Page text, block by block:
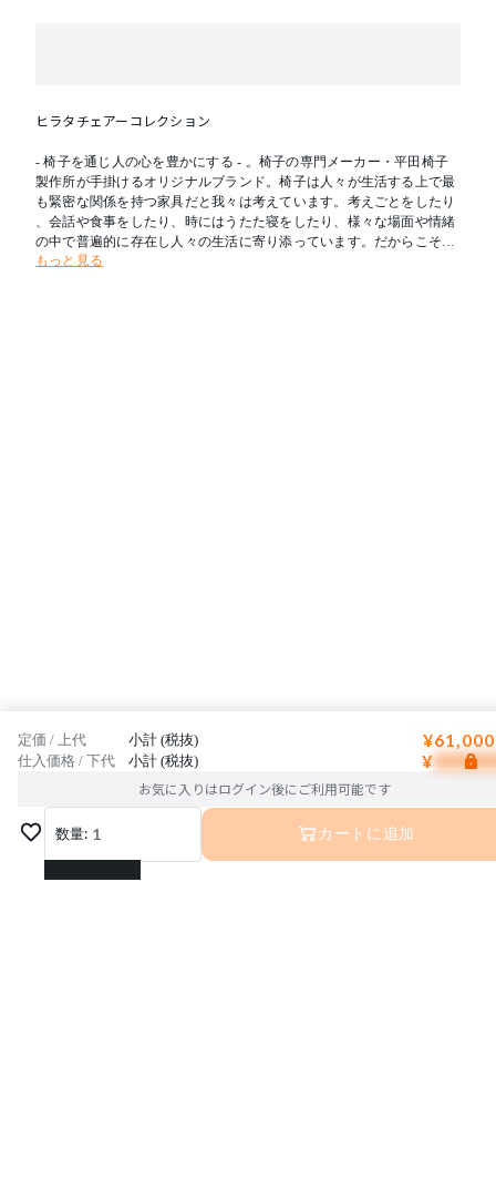
ヒラタチェアーコレクション
- 椅子を通じ人の心を豊かにする - 。椅子の専門メーカー・平田椅子
製作所が手掛けるオリジナルブランド。椅子は人々が生活する上で最
も緊密な関係を持つ家具だと我々は考えています。考えごとをしたり
、会話や食事をしたり、時にはうたた寝をしたり、様々な場面や情緒
の中で普遍的に存在し人々の生活に寄り添っています。だからこそ、
椅子は座るという機能だけではなく、人の心へも大きな影響を与える
もっと見る
定価 / 上代 小計 (税抜)
仕入価格 / 下代 小計 (税抜) ¥
お気に入りはログイン後にご利用可能です
数量: 1
1
カートに追加